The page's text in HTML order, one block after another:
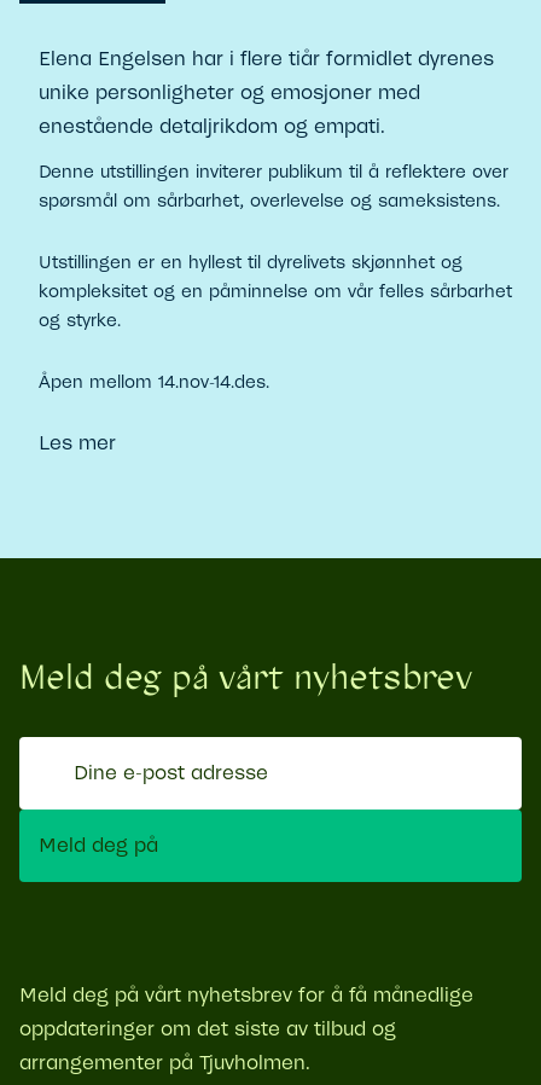
Elena Engelsen har i flere tiår formidlet dyrenes
unike personligheter og emosjoner med
enestående detaljrikdom og empati.
Denne utstillingen inviterer publikum til å reflektere over
spørsmål om sårbarhet, overlevelse og sameksistens.
Utstillingen er en hyllest til dyrelivets skjønnhet og
kompleksitet og en påminnelse om vår felles sårbarhet
og styrke.
Åpen mellom 14.nov-14.des.
Les mer
Meld deg på vårt nyhetsbrev
post
adresse
Meld deg på
Meld deg på vårt nyhetsbrev for å få månedlige
oppdateringer om det siste av tilbud og
arrangementer på Tjuvholmen.